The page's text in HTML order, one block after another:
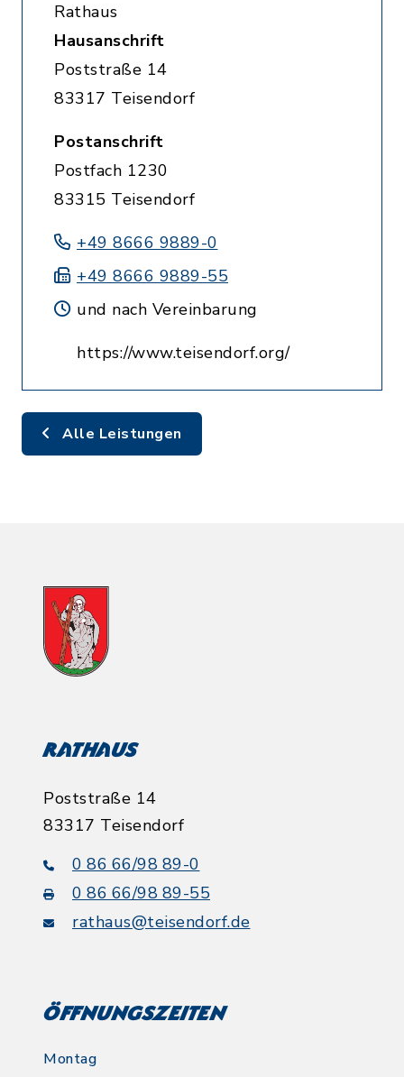
Rathaus
Hausanschrift
Poststraße 14
83317 Teisendorf
Postanschrift
Postfach 1230
83315 Teisendorf
+49 8666 9889-0
+49 8666 9889-55
und nach Vereinbarung
https://www.teisendorf.org/
Alle Leistungen
Rathaus
Poststraße 14
83317 Teisendorf
0 86 66/98 89-0
0 86 66/98 89-55
rathaus@teisendorf.de
Öffnungszeiten
Montag